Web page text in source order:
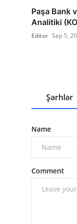
Paşa Bank
Analitiki
Editor Sep 5,
Şərhlər
Name
Comment